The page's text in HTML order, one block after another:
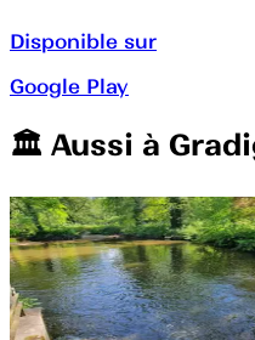
Disponible sur
Google Play
🏛️️ Aussi à